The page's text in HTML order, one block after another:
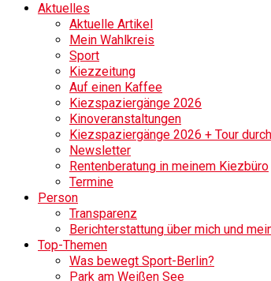
Aktuelles
Aktuelle Artikel
Mein Wahlkreis
Sport
Kiezzeitung
Auf einen Kaffee
Kiezspaziergänge 2026
Kinoveranstaltungen
Kiezspaziergänge 2026 + Tour
Newsletter
Rentenberatung in meinem Kiezbüro
Termine
Person
Transparenz
Berichterstattung über mich und
Top-Themen
Was bewegt Sport-Berlin?
Park am Weißen See